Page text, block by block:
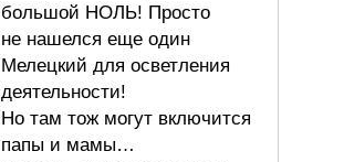
большой НОЛЬ! Просто
не нашелся еще один
Мелецкий для осветления
деятельности!
Но там тож могут включится
папы и мамы…